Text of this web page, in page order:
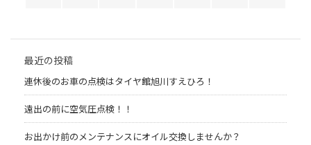
最近の投稿
連休後のお車の点検はタイヤ館旭川すえひろ！
遠出の前に空気圧点検！！
お出かけ前のメンテナンスにオイル交換しませんか？